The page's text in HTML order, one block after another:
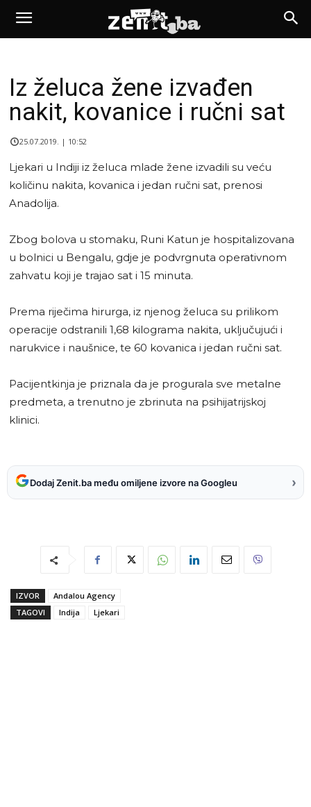
Iz želuca žene izvađen
nakit, kovanice i ručni sat
25.07.2019. | 10:52
Ljekari u Indiji iz želuca mlade žene izvadili su veću
količinu nakita, kovanica i jedan ručni sat, prenosi
Anadolija.
Zbog bolova u stomaku, Runi Katun je hospitalizovana
u bolnici u Bengalu, gdje je podvrgnuta operativnom
zahvatu koji je trajao sat i 15 minuta.
Prema riječima hirurga, iz njenog želuca su prilikom
operacije odstranili 1,68 kilograma nakita, uključujući i
narukvice i naušnice, te 60 kovanica i jedan ručni sat.
Pacijentkinja je priznala da je progurala sve metalne
predmeta, a trenutno je zbrinuta na psihijatrijskoj
klinici.
Dodaj Zenit.ba među omiljene izvore na Googleu ›
IZVOR
Andalou Agency
TAGOVI
Indija Ljekari